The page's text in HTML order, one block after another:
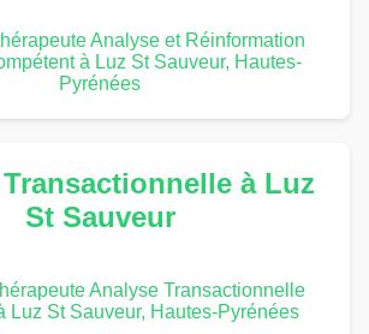
Analyse et Réinformation
à Luz St Sauveur, Hautes-
Pyrénées
à Luz
St Sauveur
Analyse Transactionnelle
Luz St Sauveur, Hautes-Pyrénées